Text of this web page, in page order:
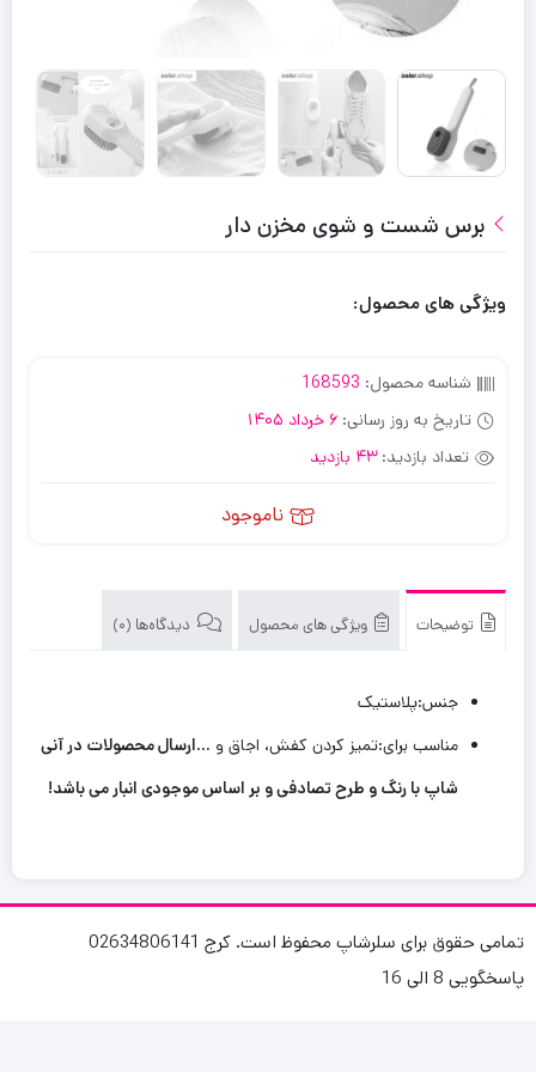
برس شست و شوی مخزن دار
ویژگی های محصول:
شناسه محصول: 168593
تاریخ به روز رسانی: 6 خرداد 1405
تعداد بازدید:43 بازدید
ناموجود
توضیحات ویژگی های محصول دیدگاه‌ها (0)
جنس:پلاستیک
مناسب برای:تمیز کردن کفش، اجاق و …ارسال محصولات در آنی
شاپ با رنگ و طرح تصادفی و بر اساس موجودی انبار می باشد!
تمامی حقوق برای سلرشاپ محفوظ است. کرج 02634806141
پاسخگویی 8 الی 16